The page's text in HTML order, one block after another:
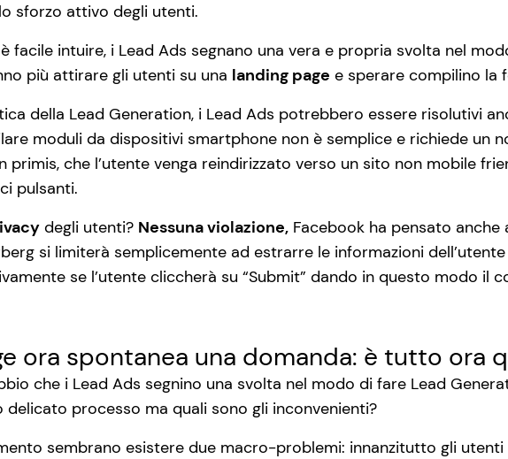
sforzo attivo degli utenti.
facile intuire, i Lead Ads segnano una vera e propria svolta nel
più attirare gli utenti su una landing page e sperare compilino la
della Lead Generation, i Lead Ads potrebbero essere risolutivi
moduli da dispositivi smartphone non è semplice e richiede un
primis, che l’utente venga reindirizzato verso un sito non mobile
pulsanti.
degli utenti? Nessuna violazione, Facebook ha pensato
si limiterà semplicemente ad estrarre le informazioni
se l’utente cliccherà su “Submit” dando in questo modo il
ora spontanea una domanda: è tutto ora
che i Lead Ads segnino una svolta nel modo di fare Lead
delicato processo ma quali sono gli inconvenienti?
sembrano esistere due macro-problemi: innanzitutto gli utenti